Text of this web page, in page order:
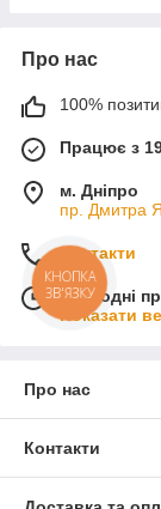
Про нас
100%
Працює з
м. Дніпро
пр. Дмитра
Контакти
Сьогодні
Показати
Про нас
Контакти
КНОПКА
ЗВ'ЯЗКУ